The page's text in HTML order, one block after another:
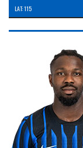
LAT: 115